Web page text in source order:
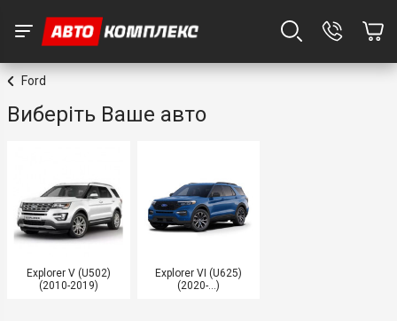
Ford
Виберіть Ваше авто
Explorer V (U502)
(2010-2019)
Explorer VI (U625)
(2020-...)